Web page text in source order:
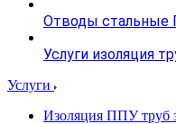
Отводы стальные
Услуги изоляция
Услуги
Изоляция ППУ труб